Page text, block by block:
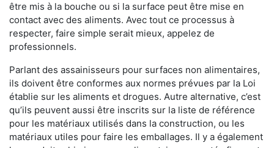
être mis à la bouche ou si la surface peut être mise en
contact avec des aliments. Avec tout ce processus à
respecter, faire simple serait mieux, appelez de
professionnels.
Parlant des assainisseurs pour surfaces non alimentaires,
ils doivent être conformes aux normes prévues par la Loi
établie sur les aliments et drogues. Autre alternative, c’est
qu’ils peuvent aussi être inscrits sur la liste de référence
pour les matériaux utilisés dans la construction, ou les
matériaux utiles pour faire les emballages. Il y a également